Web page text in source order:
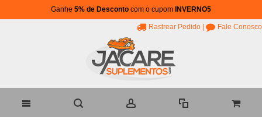
Ganhe 5% de Desconto com o cupom INVERNO5
Rastrear Pedido Fale Conosco